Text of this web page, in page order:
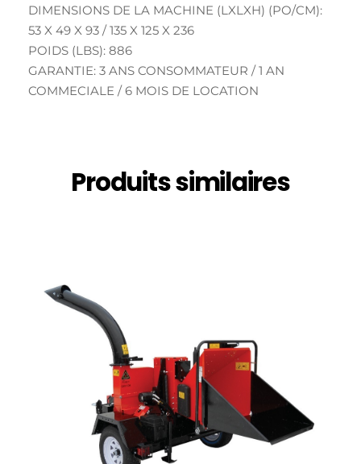
DIMENSIONS DE LA MACHINE (LXLXH) (PO/CM):
53 X 49 X 93 / 135 X 125 X 236
POIDS (LBS): 886
GARANTIE: 3 ANS CONSOMMATEUR / 1 AN
COMMECIALE / 6 MOIS DE LOCATION
Produits similaires